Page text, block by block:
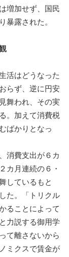
増加せず、国民
暴露された。
活はどうなった
らず、逆に円安
舞われ、その実
。加えて消費税
ばかりとなっ
消費支出が６カ
カ月連続の６・
しているもと
た。「トリクル
ることによって
力説する御用学
て離さないから
ミクスで賃金が